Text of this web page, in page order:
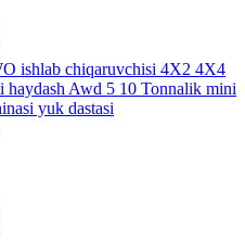
ishlab chiqaruvchisi 4X2 4X4
haydash Awd 5 10 Tonnalik mini
yuk dastasi